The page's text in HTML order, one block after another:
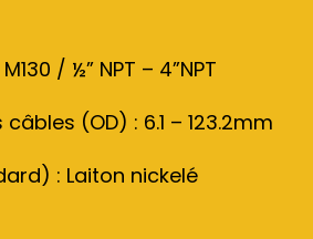
:
/ ½” NPT – 4”NPT
(OD) : 6.1 – 123.2mm
: Laiton nickelé